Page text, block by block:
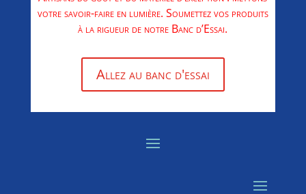
votre savoir-faire en lumière. Soumettez vos produits
à la rigueur de notre Banc d’Essai.
Allez au banc d'essai